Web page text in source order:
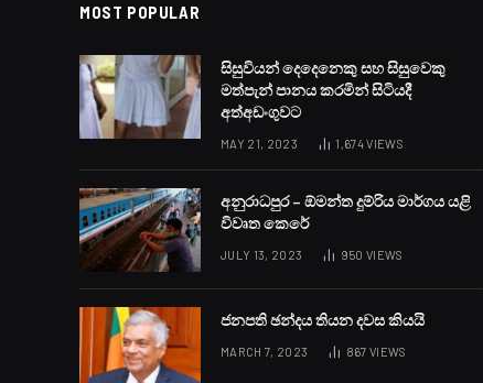
MOST POPULAR
සිසුවියන් දෙදෙනෙකු සහ සිසුවෙකු
මත්පැන් පානය කරමින් සිටියදී
අත්අඩංගුවට
MAY 21, 2023 1,674VIEWS
අනුරාධපුර – ඕමන්ත දුම්රිය මාර්ගය යළි
විවෘත කෙරේ
JULY 13, 2023 950 VIEWS
ජනපති ඡන්දය තියන දවස කියයි
MARCH 7, 2023 867 VIEWS